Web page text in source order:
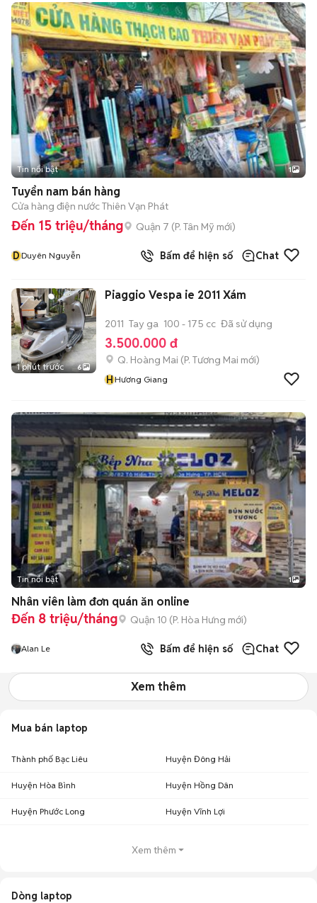
Tin nổi bật 1
Tuyển nam bán hàng
Cửa hàng điện nước Thiên Vạn Phát
Đến 15 triệu/tháng Quận 7 (P. Tân Mỹ mới)
DDuyên Nguyễn Bấm để hiện số Chat
1 phút trước 6
Piaggio Vespa ie 2011 Xám
2011 Tay ga 100 - 175 cc Đã sử dụng
3.500.000 đ
Q. Hoàng Mai (P. Tương Mai mới)
HHương Giang
Tin nổi bật 1
Nhân viên làm đơn quán ăn online
Đến 8 triệu/tháng Quận 10 (P. Hòa Hưng mới)
Alan Le Bấm để hiện số Chat
Xem thêm
Mua bán laptop
Thành phố Bạc Liêu Huyện Đông Hải
Huyện Hòa Bình Huyện Hồng Dân
Huyện Phước Long Huyện Vĩnh Lợi
Xem thêm
Dòng laptop